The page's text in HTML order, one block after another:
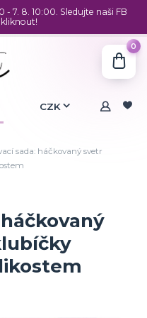
7. 8. 10:00. Sledujte naši FB
CZK
0
sada: háčkovaný svetr